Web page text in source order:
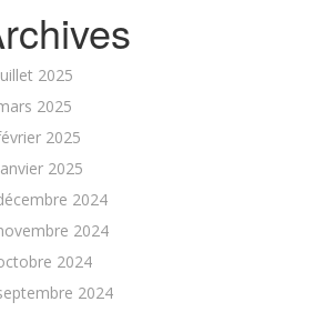
2025
2025
2025
2025
2024
2024
2024
2024